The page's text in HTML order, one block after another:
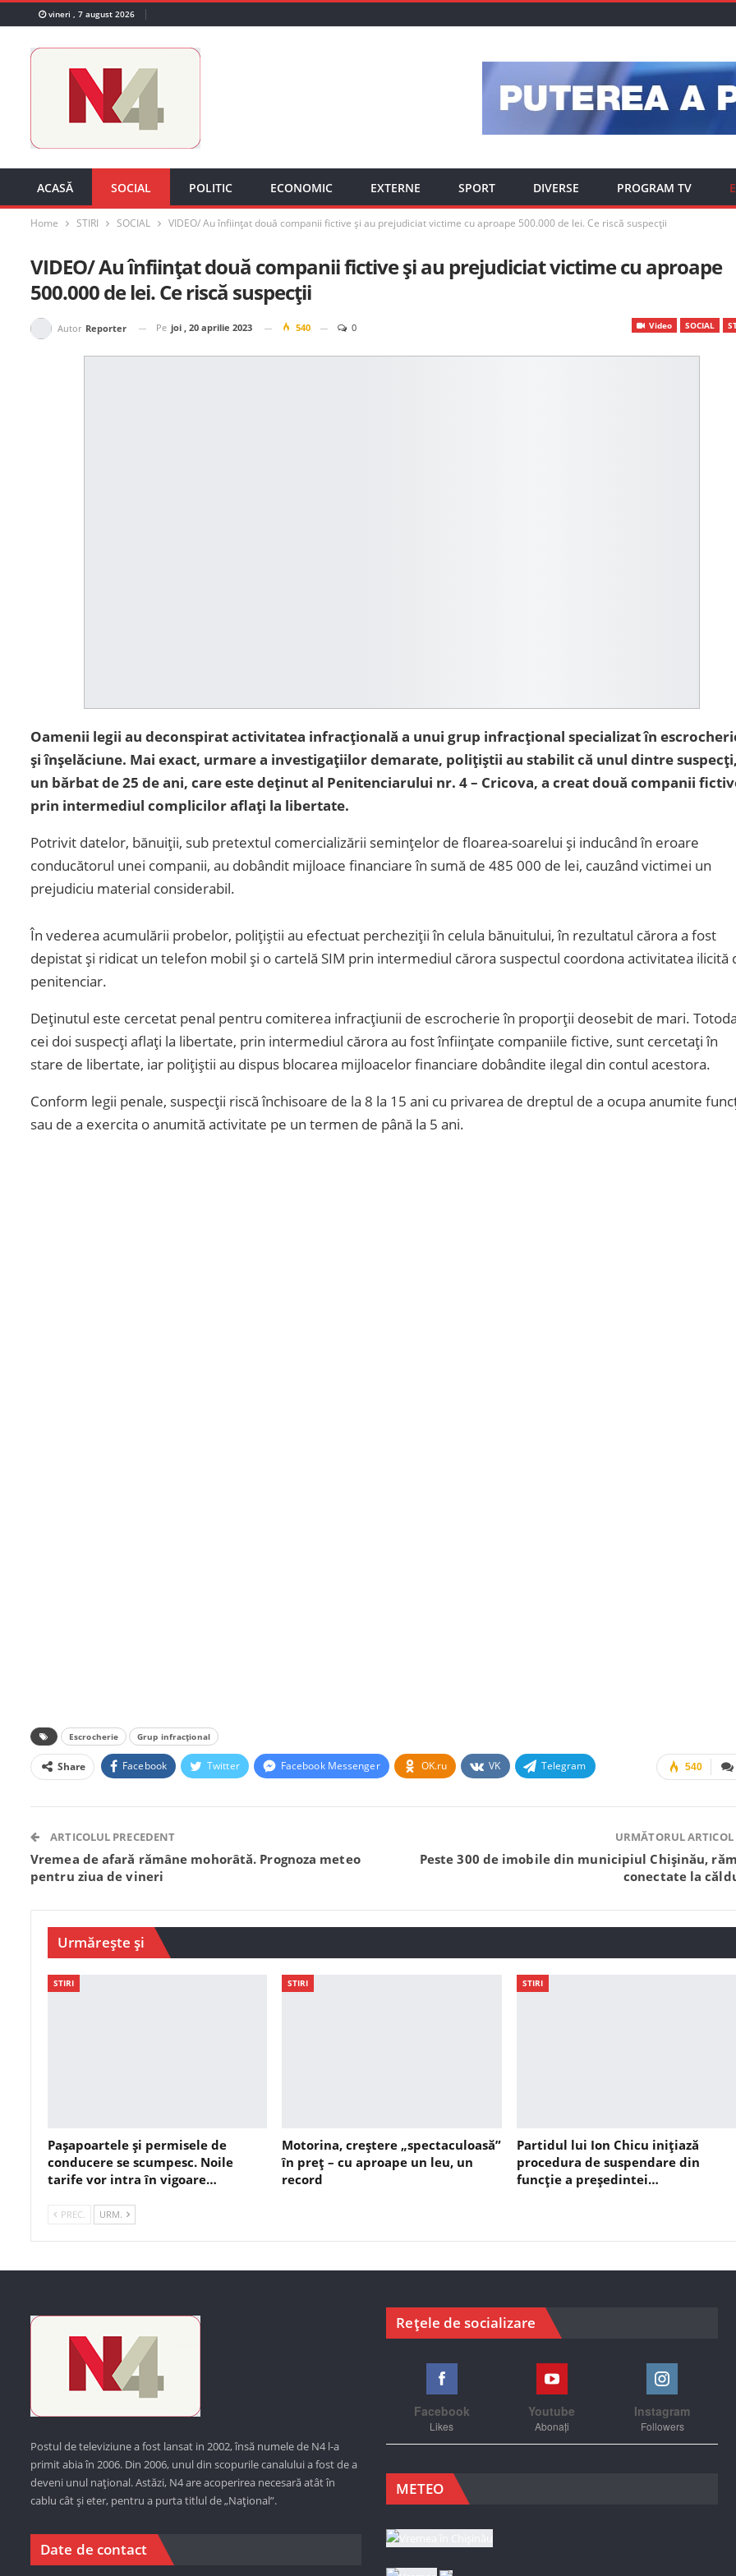
vineri , 7 august 2026
ACASĂ SOCIAL POLITIC ECONOMIC EXTERNE SPORT DIVERSE PROGRAM TV
Home STIRI SOCIAL VIDEO/ Au înființat două companii fictive și au prejudiciat victime cu aproape 500.000 de lei. Ce riscă suspecții
VIDEO/ Au înființat două companii fictive și au prejudiciat victime cu aproape
500.000 de lei. Ce riscă suspecții
Video SOCIAL
Autor Reporter Pe joi , 20 aprilie 2023 540 0
Oamenii legii au deconspirat activitatea infracțională a unui grup infracțional specializat în
și înșelăciune. Mai exact, urmare a investigațiilor demarate, polițiștii au stabilit că unul dintre
un bărbat de 25 de ani, care este deținut al Penitenciarului nr. 4 – Cricova, a creat două companii
prin intermediul complicilor aflați la libertate.
Potrivit datelor, bănuiții, sub pretextul comercializării semințelor de floarea-soarelui și inducând în eroare
conducătorul unei companii, au dobândit mijloace financiare în sumă de 485 000 de lei, cauzând victimei un
prejudiciu material considerabil.
În vederea acumulării probelor, polițiștii au efectuat percheziții în celula bănuitului, în rezultatul cărora a fost
depistat și ridicat un telefon mobil și o cartelă SIM prin intermediul cărora suspectul coordona activitatea ilicită
penitenciar.
Deținutul este cercetat penal pentru comiterea infracțiunii de escrocherie în proporții deosebit de mari.
cei doi suspecți aflați la libertate, prin intermediul cărora au fost înființate companiile fictive, sunt cercetați în
stare de libertate, iar polițiștii au dispus blocarea mijloacelor financiare dobândite ilegal din contul acestora.
Conform legii penale, suspecții riscă închisoare de la 8 la 15 ani cu privarea de dreptul de a ocupa anumite
sau de a exercita o anumită activitate pe un termen de până la 5 ani.
Escrocherie Grup infracțional
540
Share Facebook Twitter Facebook Messenger OK.ru VK Telegram
ARTICOLUL PRECEDENT
Vremea de afară rămâne mohorâtă. Prognoza meteo
pentru ziua de vineri
URMĂTORUL ARTICOL
Peste 300 de imobile din municipiul Chișinău,
conectate la
Urmărește și
STIRI
Pașapoartele și permisele de
conducere se scumpesc. Noile
tarife vor intra în vigoare…
STIRI
Motorina, creștere „spectaculoasă”
în preț – cu aproape un leu, un
record
STIRI
Partidul lui Ion Chicu inițiază
procedura de suspendare din
funcție a președintei…
PREC. URM.
Postul de televiziune a fost lansat in 2002, însă numele de N4 l-a
primit abia în 2006. Din 2006, unul din scopurile canalului a fost de a
deveni unul național. Astăzi, N4 are acoperirea necesară atât în
cablu cât și eter, pentru a purta titlul de „Național”.
Date de contact
Rețele de socializare
Facebook
Likes
Youtube
Abonați
Instagram
Followers
METEO